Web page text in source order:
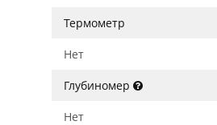
Термометр
Нет
Глубиномер
Нет